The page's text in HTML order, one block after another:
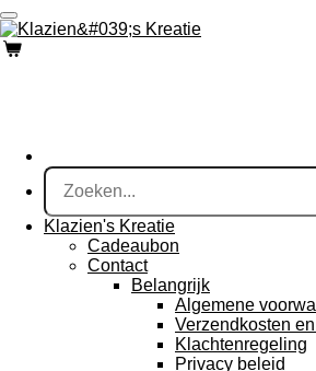
Ga
direct
naar
Klazien's Kreatie
Cadeaubon
Contact
Belangrijk
Algemene
Verzendkosten
Klachtenregeling
Privacy beleid